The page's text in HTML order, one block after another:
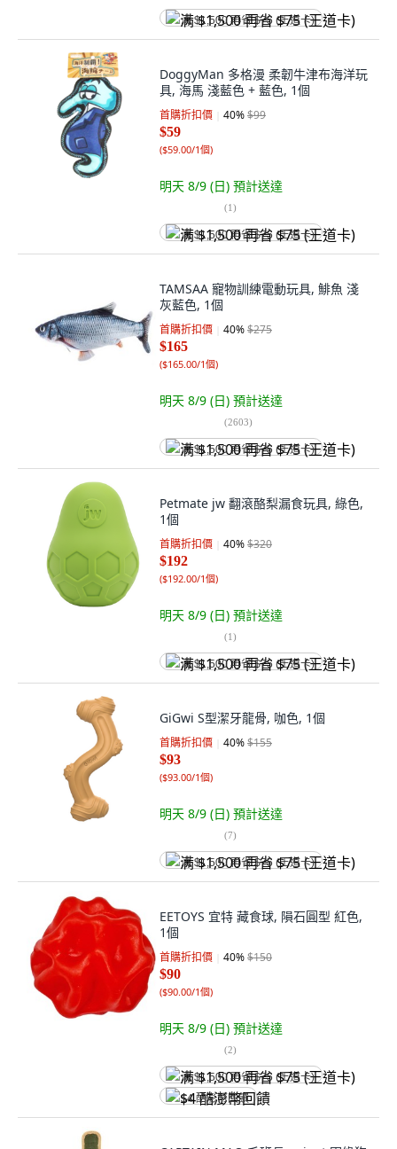
满 $1,500 再省 $75 (王道卡)
DoggyMan 多格漫 柔韌牛津布海洋玩
具, 海馬 淺藍色 + 藍色, 1個
首購折扣價 40%$99
$59
($59.00/1個)
明天 8/9 (日) 預計送達
(1)
满 $1,500 再省 $75 (王道卡)
TAMSAA 寵物訓練電動玩具, 鯡魚 淺
灰藍色, 1個
首購折扣價 40%$275
$165
($165.00/1個)
明天 8/9 (日) 預計送達
(2603)
满 $1,500 再省 $75 (王道卡)
Petmate jw 翻滾酪梨漏食玩具, 綠色,
1個
首購折扣價 40%$320
$192
($192.00/1個)
明天 8/9 (日) 預計送達
(1)
满 $1,500 再省 $75 (王道卡)
GiGwi S型潔牙龍骨, 咖色, 1個
首購折扣價 40%$155
$93
($93.00/1個)
明天 8/9 (日) 預計送達
(7)
满 $1,500 再省 $75 (王道卡)
EETOYS 宜特 藏食球, 隕石圓型 紅色,
1個
首購折扣價 40%$150
$90
($90.00/1個)
明天 8/9 (日) 預計送達
(2)
满 $1,500 再省 $75 (王道卡)
$4 酷澎幣回饋